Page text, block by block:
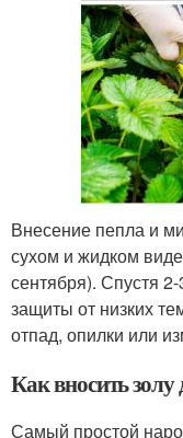
Внесение пепла и
сухом и жидком
сентября). Спустя
защиты от низких
отпад, опилки или
Как вносить
Самый простой